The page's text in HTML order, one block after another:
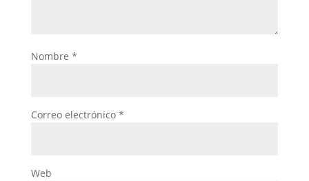
Nombre *
Correo electrónico *
Web